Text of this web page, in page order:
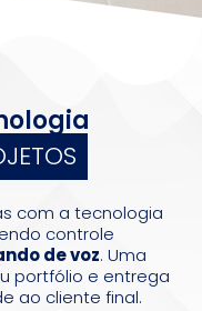
com a tecnologia
controle
de voz. Uma
portfólio e entrega
ao cliente final.